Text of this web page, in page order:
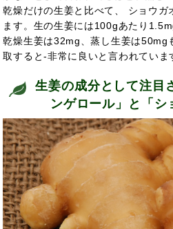
乾燥だけの生姜と比べて、 ショウガ
ます。生の生姜には100gあたり
乾燥生姜は32mg、蒸し生姜は50mg
取すると-非常に 良いと言われていま
生姜の成分として注目
ンゲロール」と「シ